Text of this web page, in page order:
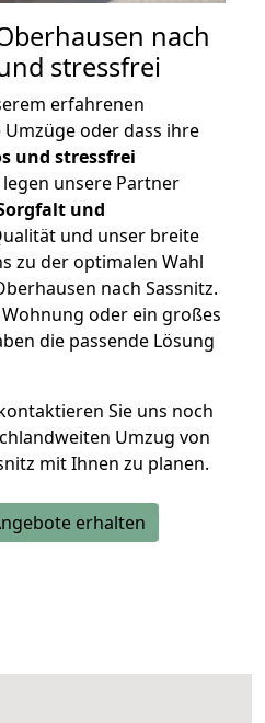
nach
stressfrei
erfahrenen
oder dass ihre
und stressfrei
unsere Partner
und
und unser breite
zu der optimalen Wahl
nach Sassnitz.
oder ein großes
die passende Lösung
Sie uns noch
Umzug von
mit Ihnen zu planen.
erhalten